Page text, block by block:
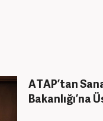
ATAP’tan
Bakanlığı’na